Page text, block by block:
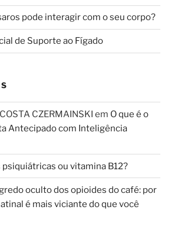
pode interagir com o seu corpo?
de Suporte ao Fígado
CZERMAINSKI em O que é o
Antecipado com Inteligência
psiquiátricas ou vitamina B12?
oculto dos opioides do café: por
é mais viciante do que você